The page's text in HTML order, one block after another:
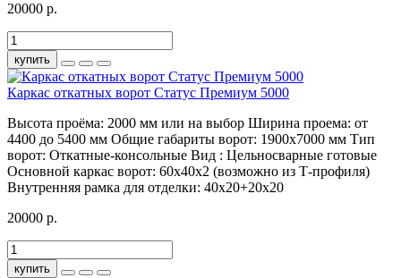
20000 р.
купить
Каркас откатных ворот Статус Премиум 5000
Высота проёма: 2000 мм или на выбор Ширина проема: от
4400 до 5400 мм Общие габариты ворот: 1900х7000 мм Тип
ворот: Откатные-консольные Вид : Цельносварные готовые
Основной каркас ворот: 60х40х2 (возможно из Т-профиля)
Внутренняя рамка для отделки: 40х20+20х20
20000 р.
купить